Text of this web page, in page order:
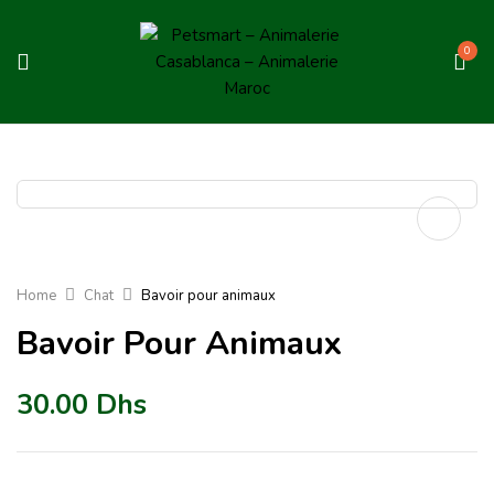
0
Home Chat Bavoir pour animaux
Bavoir Pour Animaux
30.00 Dhs